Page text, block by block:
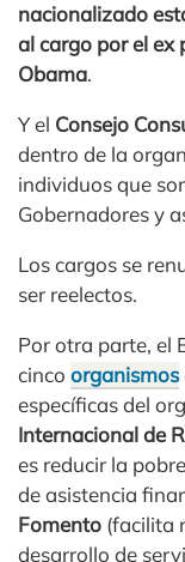
nacionalizado
al cargo por el ex
Obama.
Y el Consejo
dentro de la
individuos que
Gobernadores y
Los cargos se
ser reelectos.
Por otra parte, el
cinco organismos
específicas del
Internacional de
es reducir la
de asistencia
Fomento (facilita
desarrollo de